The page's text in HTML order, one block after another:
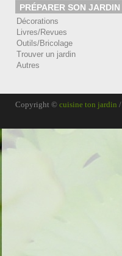
PRÉPARER SON JARDIN
Décorations
Livres/Revues
Outils/Bricolage
Trouver un jardin
Autres
Copyright © cuisine ton jardin /